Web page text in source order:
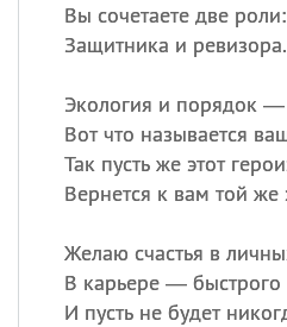
Вы сочетаете две роли:
Защитника и ревизора.
Экология и порядок —
Вот что называется
Так пусть же этот
Вернется к вам той же
Желаю счастья в
В карьере —
И пусть не будет